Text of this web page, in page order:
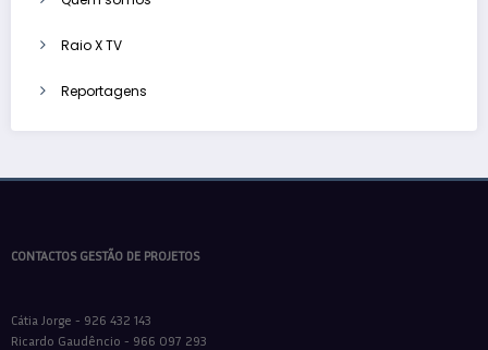
Raio X TV
Reportagens
CONTACTOS GESTÃO DE PROJETOS
Cátia Jorge - 926 432 143
Ricardo Gaudêncio - 966 097 293